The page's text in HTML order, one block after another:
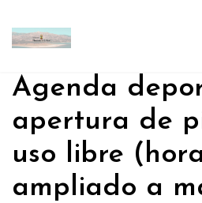
Agenda
apertura de
uso libre
ampliado a